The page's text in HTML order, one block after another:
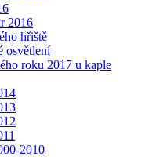
2016
hřiště
osvětlení
roku 2017 u kaple
2010